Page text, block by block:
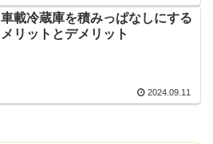
車載冷蔵庫を積みっぱなしにする
メリットとデメリット
2024.09.11